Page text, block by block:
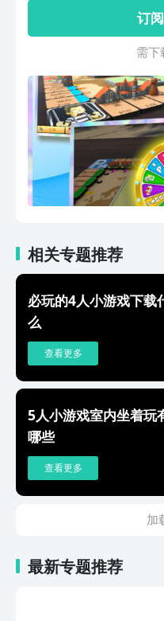
玩法，
才是你的
容，合
定义游戏
能。 -多
订
需 下
相关专题推荐
必玩的4人小游戏下载
么
查看更多
5人小游戏室内坐着玩
哪些
查看更多
加
最新专题推荐